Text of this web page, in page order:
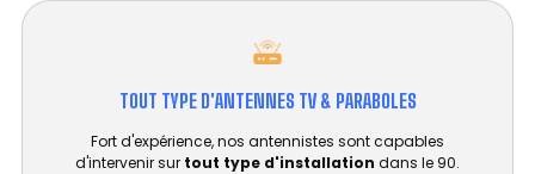
TOUT TYPE D'ANTENNES TV & PARABOLES
Fort d'expérience, nos antennistes sont capables
d'intervenir sur tout type d'installation dans le 90.